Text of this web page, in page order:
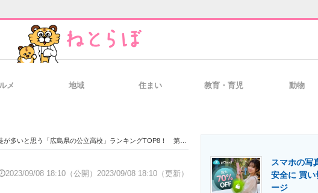
経営リーダーのコミュニティ マーケ
メ 地域 住まい 教育・育児 動物
広島県の公立高校」ランキングTOP8！ 第1位は「基町高校」【2023年最新調査結果】
2023/09/08 18:10（公開） 2023/09/08 18:10（更新）
スマホの写
安全に 買い
ージ